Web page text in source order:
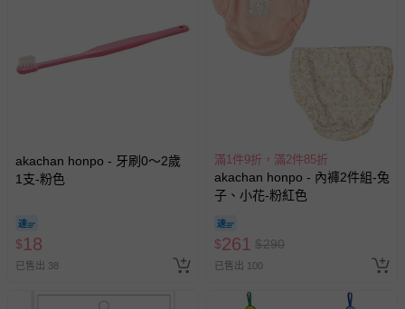
akachan honpo - 牙刷0～2歲
1支-粉色
$18
已售出 38
滿1件9折，滿2件85折
akachan honpo - 內褲2件組-兔
子、小花-粉紅色
$261 $290
已售出 100